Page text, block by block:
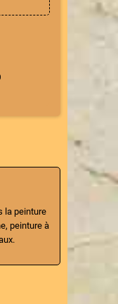
la peinture
peinture à